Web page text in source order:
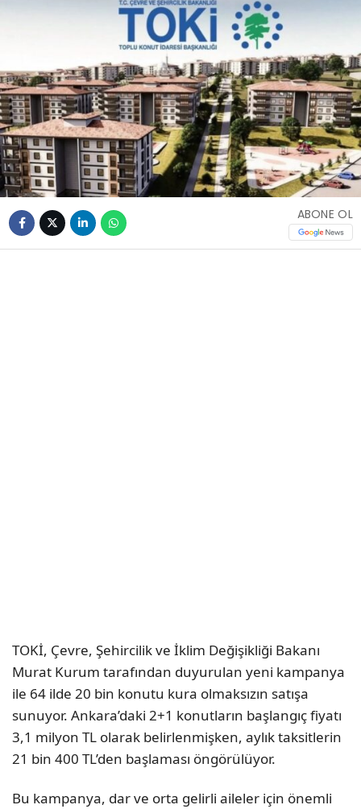
ABONE OL
TOKİ, Çevre, Şehircilik ve İklim Değişikliği Bakanı
Murat Kurum tarafından duyurulan yeni kampanya
ile 64 ilde 20 bin konutu kura olmaksızın satışa
sunuyor. Ankara’daki 2+1 konutların başlangıç fiyatı
3,1 milyon TL olarak belirlenmişken, aylık taksitlerin
21 bin 400 TL’den başlaması öngörülüyor.
Bu kampanya, dar ve orta gelirli aileler için önemli